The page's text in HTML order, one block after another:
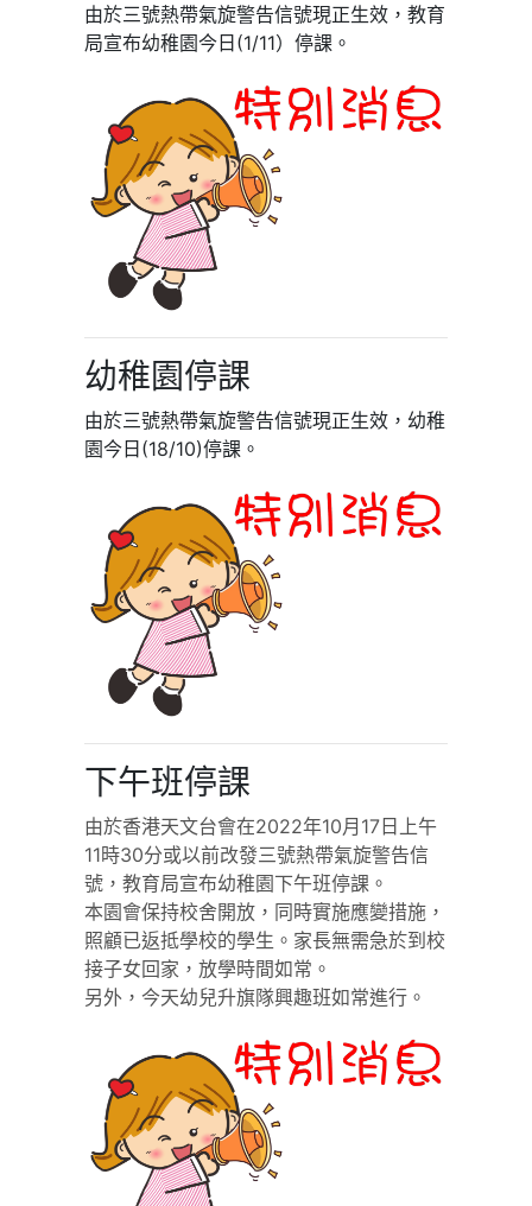
由於三號熱帶氣旋警告信號現正生效，教育
局宣布幼稚園今日(1/11）停課。
幼稚園停課
由於三號熱帶氣旋警告信號現正生效，幼稚
園今日(18/10)停課。
下午班停課
由於香港天文台會在2022年10月17日上午
11時30分或以前改發三號熱帶氣旋警告信
號，教育局宣布幼稚園下午班停課。
本園會保持校舍開放，同時實施應變措施，
照顧已返抵學校的學生。家長無需急於到校
接子女回家，放學時間如常。
另外，今天幼兒升旗隊興趣班如常進行。